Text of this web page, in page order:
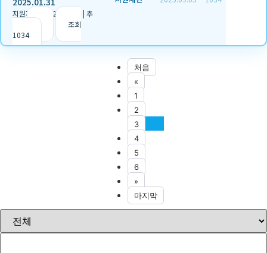
지원재단 2025.09.05 | 추
|
조회
1034
처음
«
1
2
3
4
5
6
»
마지막